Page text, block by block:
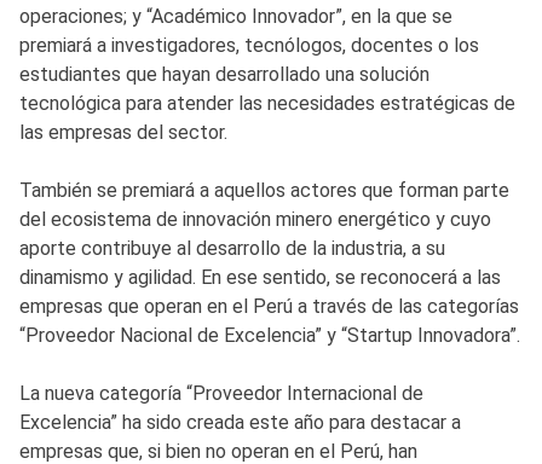
operaciones; y “Académico Innovador”, en la que se
premiará a investigadores, tecnólogos, docentes o los
estudiantes que hayan desarrollado una solución
tecnológica para atender las necesidades estratégicas de
las empresas del sector.
También se premiará a aquellos actores que forman parte
del ecosistema de innovación minero energético y cuyo
aporte contribuye al desarrollo de la industria, a su
dinamismo y agilidad. En ese sentido, se reconocerá a las
empresas que operan en el Perú a través de las categorías
“Proveedor Nacional de Excelencia” y “Startup Innovadora”.
La nueva categoría “Proveedor Internacional de
Excelencia” ha sido creada este año para destacar a
empresas que, si bien no operan en el Perú, han